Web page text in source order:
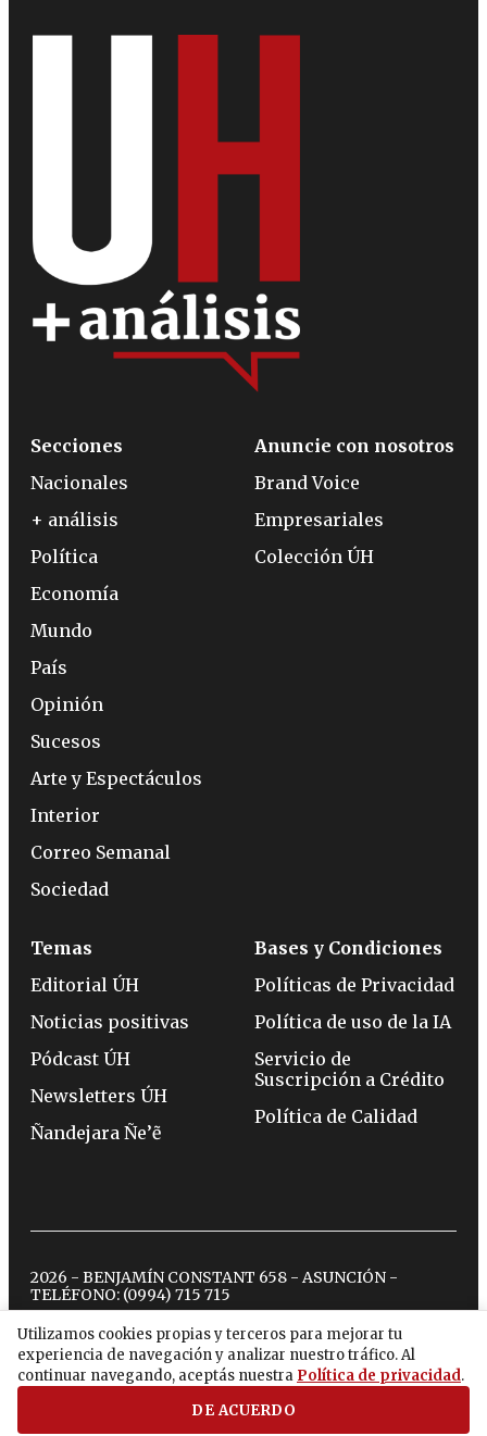
Utilizamos cookies propias y terceros para mejorar tu
experiencia de navegación y analizar nuestro tráfico. Al
continuar navegando, aceptás nuestra Política de privacidad.
DE ACUERDO
Secciones
Nacionales
+ análisis
Política
Economía
Mundo
País
Opinión
Sucesos
Arte y Espectáculos
Interior
Correo Semanal
Sociedad
Anuncie con nosotros
Brand Voice
Empresariales
Colección ÚH
Temas
Editorial ÚH
Noticias positivas
Pódcast ÚH
Newsletters ÚH
Ñandejara Ñe’ẽ
Bases y Condiciones
Políticas de Privacidad
Política de uso de la IA
Servicio de
Suscripción a Crédito
Política de Calidad
2026 - BENJAMÍN CONSTANT 658 - ASUNCIÓN -
TELÉFONO: (0994) 715 715
twitterinstagram
facebook
tiktokyoutubespotify